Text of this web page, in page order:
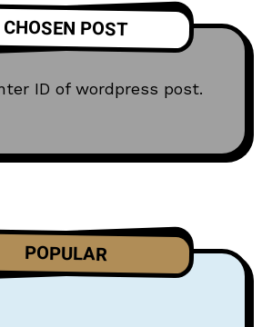
CHOSEN POST
ID of wordpress post.
POPULAR